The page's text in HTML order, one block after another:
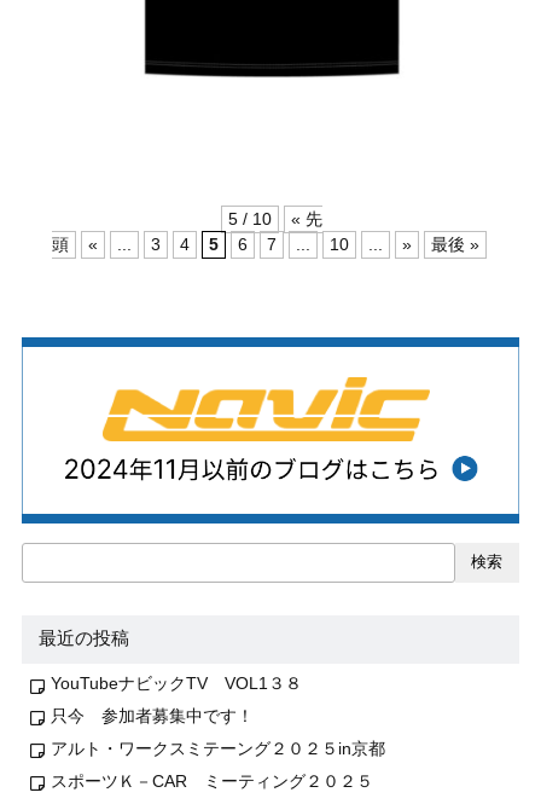
5 / 10
« 先
頭
« ... 3 4 5 6 7 ... 10 ... » 最後 »
検索
最近の投稿
YouTubeナビックTV VOL1３８
只今 参加者募集中です！
アルト・ワークスミテーング２０２５in京都
スポーツＫ－CAR ミーティング２０２５